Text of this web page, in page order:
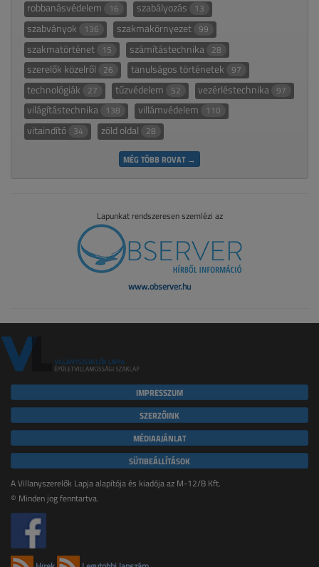
robbanásvédelem 16 szabályozás 13
szabványok 136 szakmakörnyezet 99
szakmatörténet 15 számítástechnika 28
szerelők közelről 26 tanulságos történetek 97
technológiák 27 tűzvédelem 52 vezérléstechnika 97
világítástechnika 138 villámvédelem 110
vitaindító 34 zöld oldal 28
MÉG TÖBB ROVAT →
Lapunkat rendszeresen szemlézi az
www.observer.hu
IMPRESSZUM
SZERZŐINK
MÉDIAAJÁNLAT
SÜTIBEÁLLÍTÁSOK
A Villanyszerelők Lapja alapítója és kiadója az M-12/B Kft.
© Minden jog fenntartva.